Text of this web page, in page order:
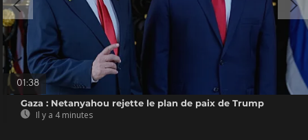
01:38
Gaza : Netanyahou rejette le plan de paix de Trump
Il y a 4 minutes